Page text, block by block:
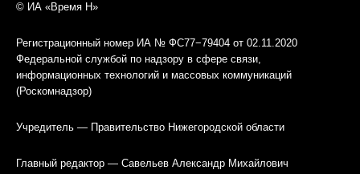
© ИА «Время Н»
Регистрационный номер ИА № ФС77−79404 от 02.11.2020
Федеральной службой по надзору в сфере связи,
информационных технологий и массовых коммуникаций
(Роскомнадзор)
Учредитель — Правительство Нижегородской области
Главный редактор — Савельев Александр Михайлович